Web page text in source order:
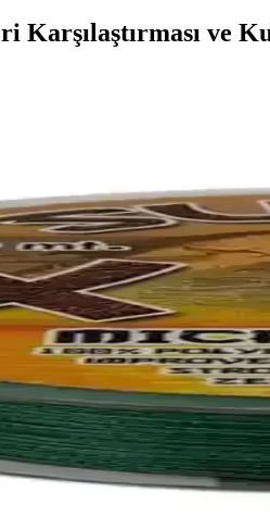
Karşılaştırması ve